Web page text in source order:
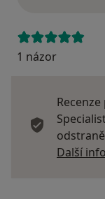
1 názor
Další